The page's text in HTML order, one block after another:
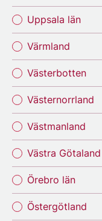
Uppsala län
Värmland
Västerbotten
Västernorrland
Västmanland
Västra Götaland
Örebro län
Östergötland